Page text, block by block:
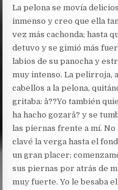
La pelona se movía
inmenso y creo que ella
vez más cachonda; hasta
detuvo y se gimió más
labios de su panocha y
muy intenso. La pelirroja,
cabellos a la pelona,
gritaba: â??Yo también
ha hacho gozarâ? y se
las piernas frente a mí. No
clavé la verga hasta el
un gran placer;
sus piernas por atrás de
muy fuerte. Yo le besaba